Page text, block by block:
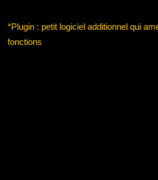
*Plugin : petit logiciel additionnel qui
fonctions